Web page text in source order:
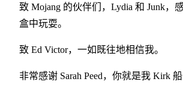
致 Mojang 的伙伴们，Lydia 和 Junk，
盒中玩耍。
致 Ed Victor，一如既往地相信我。
非常感谢 Sarah Peed，你就是我 Kirk 船